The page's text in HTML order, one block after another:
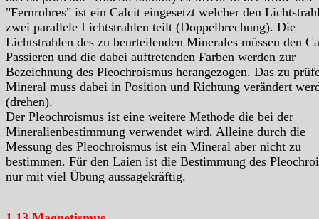
"Fernrohres" ist ein Calcit eingesetzt welcher den
zwei parallele Lichtstrahlen teilt (Doppelbrechung). Die
Lichtstrahlen des zu beurteilenden Minerales müssen den
Passieren und die dabei auftretenden Farben werden zur
Bezeichnung des Pleochroismus herangezogen. Das zu
Mineral muss dabei in Position und Richtung verändert
(drehen).
Der Pleochroismus ist eine weitere Methode die bei der
Mineralienbestimmung verwendet wird. Alleine durch die
Messung des Pleochroismus ist ein Mineral aber nicht zu
bestimmen. Für den Laien ist die Bestimmung des
nur mit viel Übung aussagekräftig.